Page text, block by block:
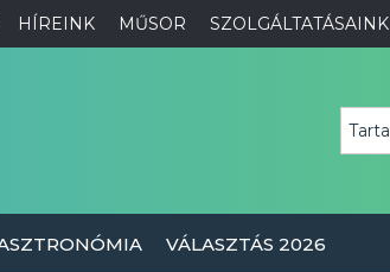
HÍREINK MŰSOR SZOLGÁLTATÁSAINK
VÁLASZTÁS 2026